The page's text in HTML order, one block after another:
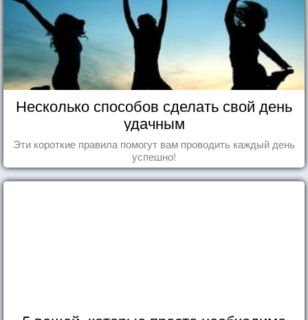
Несколько способов сделать свой день
удачным
Эти короткие правила помогут вам проводить каждый день
успешно!